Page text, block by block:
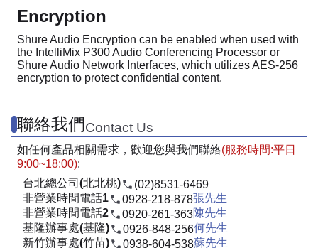
Encryption
Shure Audio Encryption can be enabled when used with
the IntelliMix P300 Audio Conferencing Processor or
Shure Audio Network Interfaces, which utilizes AES-256
encryption to protect confidential content.
聯絡我們Contact Us
如任何產品相關需求，歡迎您與我們聯絡(服務時間:平日
9:00~18:00):
台北總公司(北北桃)
(02)8531-6469
非營業時間電話1
0928-218-878張先生
非營業時間電話2
0920-261-363陳先生
基隆辦事處(基隆)
0926-848-256何先生
新竹辦事處(竹苗)
0938-604-538蘇先生